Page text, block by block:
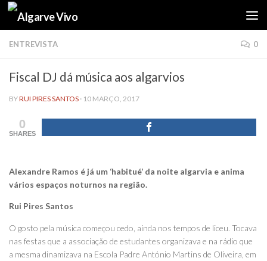
Skip to content
ENTREVISTA 0
Fiscal DJ dá música aos algarvios
BYRUI PIRES SANTOS · 10 MARÇO, 2017
0
SHARES
Alexandre Ramos é já um ‘habitué’ da noite algarvia e anima
vários espaços noturnos na região.
Rui Pires Santos
O gosto pela música começou cedo, ainda nos tempos de liceu. Tocava
nas festas que a associação de estudantes organizava e na rádio que
a mesma dinamizava na Escola Padre António Martins de Oliveira, em